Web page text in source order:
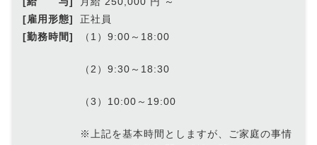
[雇用形態]
正社員
[勤務時間]
（1）9:00～18:00
（2）9:30～18:30
（3）10:00～19:00
※上記を基本時間としますが、ご家庭の事情